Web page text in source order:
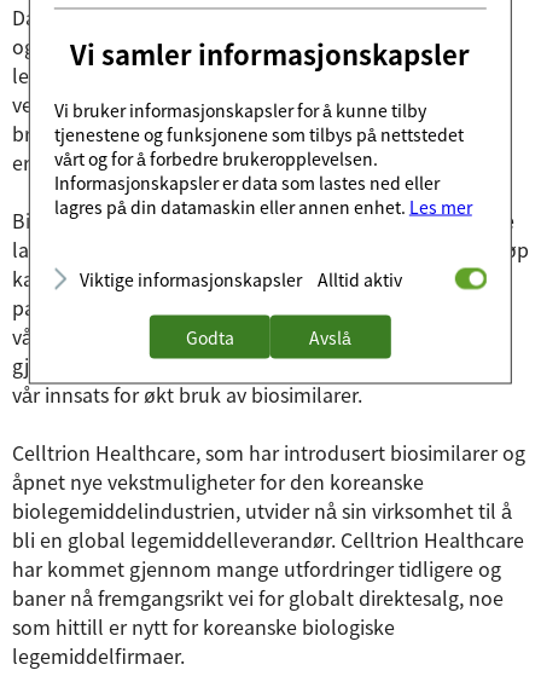
Da de medisinske fordelene med biosimilarer er bevist
og prisene er rimelige, brukes disse innovative
legemidlene nå til å behandle pasienter over hele
verden. Celltrion Group har arbeidet hardt for å øke
bruken av biosimilarer, og de forskrives nå bredt og
erkjennes på globale markeder.
Biosimilarer som Celltrion Healthcare tilbyr hjelper ofte
landene å redusere helsekostnadene, og innsparte beløp
kan brukes innen helse- og sykepleie til fordel for
pasienter og helsepersonell. Derfor er vårt firma og alle
våre ansatte stolte over det banebrytende arbeidet vi
gjør for å utvikle helse- og sykepleie globalt samt over
vår innsats for økt bruk av biosimilarer.
Celltrion Healthcare, som har introdusert biosimilarer og
åpnet nye vekstmuligheter for den koreanske
biolegemiddelindustrien, utvider nå sin virksomhet til å
bli en global legemiddelleverandør. Celltrion Healthcare
har kommet gjennom mange utfordringer tidligere og
baner nå fremgangsrikt vei for globalt direktesalg, noe
som hittill er nytt for koreanske biologiske
legemiddelfirmaer.
Vi samler informasjonskapsler
Vi bruker informasjonskapsler for å kunne tilby
tjenestene og funksjonene som tilbys på nettstedet
vårt og for å forbedre brukeropplevelsen.
Informasjonskapsler er data som lastes ned eller
lagres på din datamaskin eller annen enhet. Les mer
Viktige informasjonskapsler Alltid aktiv
Godta Avslå